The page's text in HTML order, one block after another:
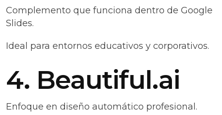
Complemento que funciona dentro de Google
Slides.
Ideal para entornos educativos y corporativos.
4. Beautiful.ai
Enfoque en diseño automático profesional.